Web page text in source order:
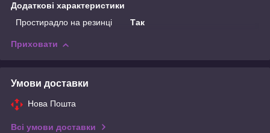
Додаткові характеристики
Простирадло на резинці
Так
Приховати
Умови доставки
Нова Пошта
Всі умови доставки